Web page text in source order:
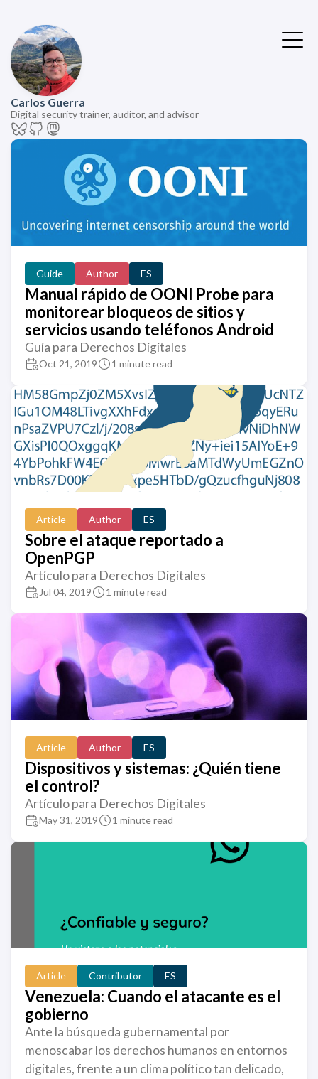
Carlos Guerra
Digital security trainer, auditor, and advisor
Guide Author ES
Manual rápido de OONI Probe para
monitorear bloqueos de sitios y
servicios usando teléfonos Android
Guía para Derechos Digitales
Oct 21, 2019 1 minute read
Article Author ES
Sobre el ataque reportado a
OpenPGP
Artículo para Derechos Digitales
Jul 04, 2019 1 minute read
Article Author ES
Dispositivos y sistemas: ¿Quién tiene
el control?
Artículo para Derechos Digitales
May 31, 2019 1 minute read
Article Contributor ES
Venezuela: Cuando el atacante es el
gobierno
Ante la búsqueda gubernamental por
menoscabar los derechos humanos en entornos
digitales, frente a un clima político tan delicado,